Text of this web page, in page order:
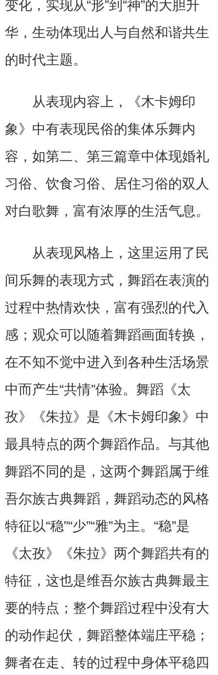
变化，实现从“形”到“神”的大胆升
华，生动体现出人与自然和谐共生
的时代主题。
从表现内容上，《木卡姆印
象》中有表现民俗的集体乐舞内
容，如第二、第三篇章中体现婚礼
习俗、饮食习俗、居住习俗的双人
对白歌舞，富有浓厚的生活气息。
从表现风格上，这里运用了民
间乐舞的表现方式，舞蹈在表演的
过程中热情欢快，富有强烈的代入
感；观众可以随着舞蹈画面转换，
在不知不觉中进入到各种生活场景
中而产生“共情”体验。舞蹈《太
孜》《朱拉》是《木卡姆印象》中
最具特点的两个舞蹈作品。与其他
舞蹈不同的是，这两个舞蹈属于维
吾尔族古典舞蹈，舞蹈动态的风格
特征以“稳”“少”“雅”为主。“稳”是
《太孜》《朱拉》两个舞蹈共有的
特征，这也是维吾尔族古典舞最主
要的特点；整个舞蹈过程中没有大
的动作起伏，舞蹈整体端庄平稳；
舞者在走、转的过程中身体平稳四